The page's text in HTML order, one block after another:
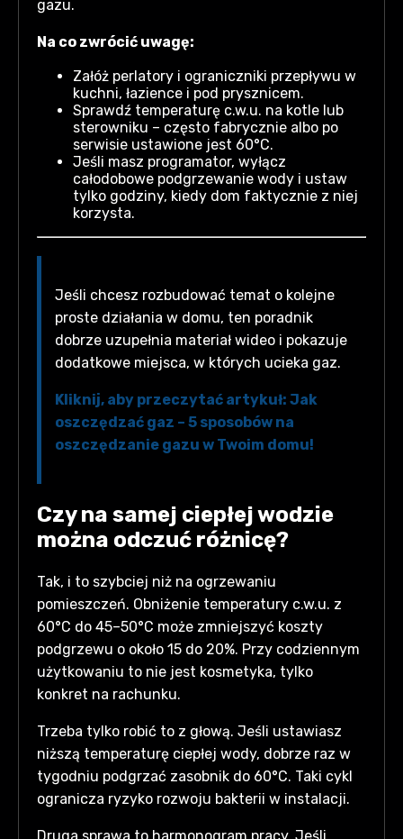
gazu.
Na co zwrócić uwagę:
Załóż perlatory i ograniczniki przepływu w
kuchni, łazience i pod prysznicem.
Sprawdź temperaturę c.w.u. na kotle lub
sterowniku – często fabrycznie albo po
serwisie ustawione jest 60°C.
Jeśli masz programator, wyłącz
całodobowe podgrzewanie wody i ustaw
tylko godziny, kiedy dom faktycznie z niej
korzysta.
Jeśli chcesz rozbudować temat o kolejne
proste działania w domu, ten poradnik
dobrze uzupełnia materiał wideo i pokazuje
dodatkowe miejsca, w których ucieka gaz.
Kliknij, aby przeczytać artykuł: Jak
oszczędzać gaz – 5 sposobów na
oszczędzanie gazu w Twoim domu!
Czy na samej ciepłej wodzie
można odczuć różnicę?
Tak, i to szybciej niż na ogrzewaniu
pomieszczeń. Obniżenie temperatury c.w.u. z
60°C do 45–50°C może zmniejszyć koszty
podgrzewu o około 15 do 20%. Przy codziennym
użytkowaniu to nie jest kosmetyka, tylko
konkret na rachunku.
Trzeba tylko robić to z głową. Jeśli ustawiasz
niższą temperaturę ciepłej wody, dobrze raz w
tygodniu podgrzać zasobnik do 60°C. Taki cykl
ogranicza ryzyko rozwoju bakterii w instalacji.